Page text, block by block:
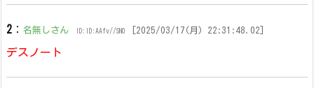
2 ： 名無しさん ID:ID:AAfv//SN0 [2025/03/17(月) 22:31:48.02]
デスノート